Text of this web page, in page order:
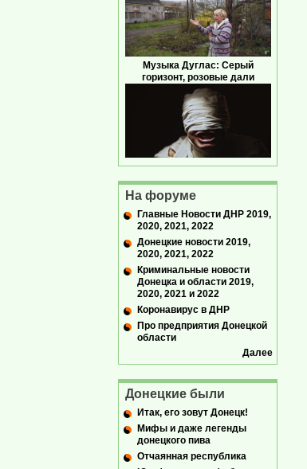
Музыка Дуглас: Серый
горизонт, розовые дали
На форуме
Главные Новости ДНР 2019,
2020, 2021, 2022
Донецкие новости 2019,
2020, 2021, 2022
Криминальные новости
Донецка и области 2019,
2020, 2021 и 2022
Коронавирус в ДНР
Про предприятия Донецкой
области
Далее
Донецкие были
Итак, его зовут Донецк!
Мифы и даже легенды
донецкого пива
Отчаянная республика